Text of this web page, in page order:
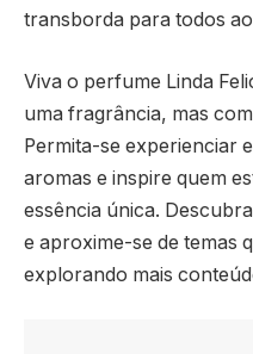
transborda para todos
Viva o perfume Linda
uma fragrância, mas
Permita-se experienciar
aromas e inspire quem
essência única.
e aproxime-se de temas
explorando mais